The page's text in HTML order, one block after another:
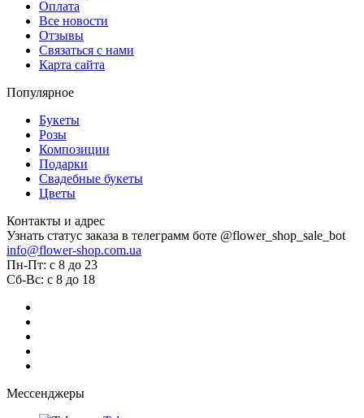
Оплата
Все новости
Отзывы
Связаться с нами
Карта сайта
Популярное
Букеты
Розы
Композиции
Подарки
Свадебные букеты
Цветы
Контакты и адрес
Узнать статус заказа в телеграмм боте @flower_shop_sale_bot
info@flower-shop.com.ua
Пн-Пт: с 8 до 23
Сб-Вс: с 8 до 18
Мессенджеры